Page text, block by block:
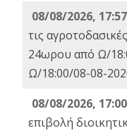
08/08/2026,
τις
24ωρου από Ω/
Ω/18:00/08-08-
08/08/2026,
επιβολή